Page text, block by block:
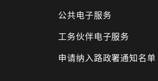
公共电子服务
工务伙伴电子服务
申请纳入路政署通知名单